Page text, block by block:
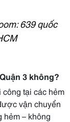
639 quốc
3 không?
tại các hẻm
vận chuyển
hẻm – không